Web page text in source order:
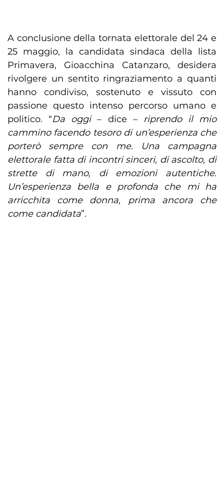
A conclusione della tornata elettorale del 24 e
25 maggio, la candidata sindaca della lista
Primavera, Gioacchina Catanzaro, desidera
rivolgere un sentito ringraziamento a quanti
hanno condiviso, sostenuto e vissuto con
passione questo intenso percorso umano e
politico. “Da oggi– dice – riprendo il mio
cammino facendo tesoro di un’esperienza che
porterò sempre con me. Una campagna
elettorale fatta di incontri sinceri, di ascolto, di
strette di mano, di emozioni autentiche.
Un’esperienza bella e profonda che mi ha
arricchita come donna, prima ancora che
come candidata”.